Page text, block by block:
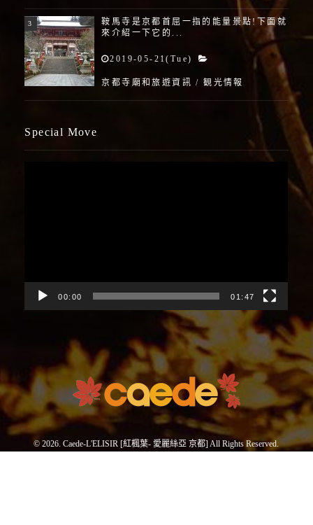
鞍馬寺是京都首屈一指的能量景點!下面就
來介紹一下它的...
2019-05-21(Tue)
京都寺廟和旅遊資訊 /観光情報
Special Move
00:00 01:47
© 2026. Caede-L'ELISIR [紅楓葉- 愛麗絲亞 京都] All Rights Reserved.